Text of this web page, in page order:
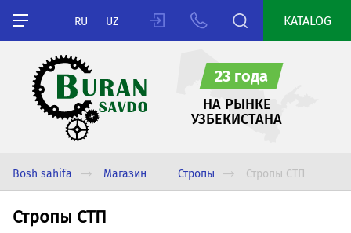
RU UZ KATALOG
23 года
НА РЫНКЕ
УЗБЕКИСТАНА
Bosh sahifa Магазин Стропы Стропы СТП
Стропы СТП